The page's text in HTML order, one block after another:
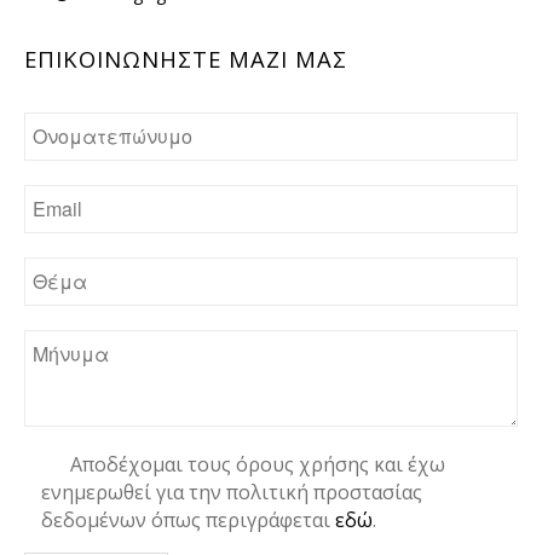
ΕΠΙΚΟΙΝΩΝHΣΤΕ ΜΑΖΙ ΜΑΣ
Αποδέχομαι τους όρους χρήσης και έχω
ενημερωθεί για την πολιτική προστασίας
δεδομένων όπως περιγράφεταιεδώ.